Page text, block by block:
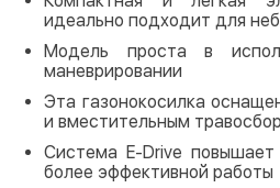
идеально подходит для
Модель проста в
маневрировании
Эта газонокосилка
и вместительным
Система E-Drive
более эффективной работы